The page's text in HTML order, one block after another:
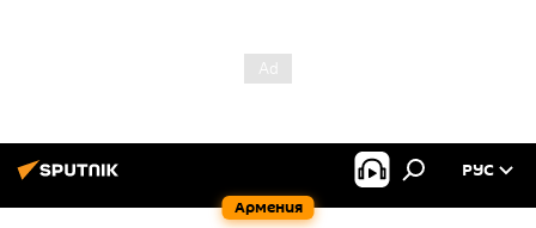
Армения
РУС